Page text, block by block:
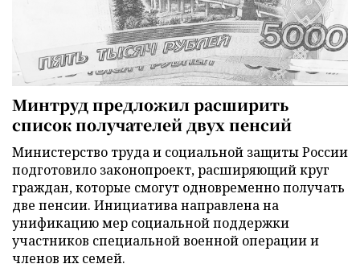
Минтруд предложил расширить
список получателей двух пенсий
Министерство труда и социальной защиты России
подготовило законопроект, расширяющий круг
граждан, которые смогут одновременно получать
две пенсии. Инициатива направлена на
унификацию мер социальной поддержки
участников специальной военной операции и
членов их семей.